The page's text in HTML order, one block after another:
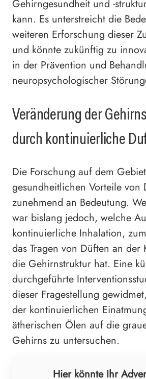
Gehirngesundheit und -
kann. Es unterstreicht die
weiteren Erforschung dieser
und könnte zukünftig zu
in der Prävention und
neuropsychologischer
Veränderung der
durch kontinuierliche
Die Forschung auf dem
gesundheitlichen Vorteile von
zunehmend an Bedeutung.
war bislang jedoch, welche
kontinuierliche Inhalation,
das Tragen von Düften an der
die Gehirnstruktur hat. Eine
durchgeführte
dieser Fragestellung
der kontinuierlichen
ätherischen Ölen auf die
Gehirns zu untersuchen.
Hier könnte Ihr